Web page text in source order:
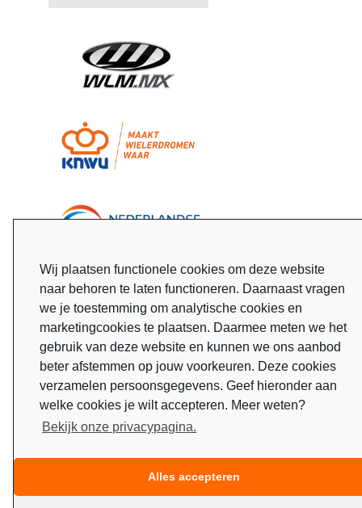
Wij plaatsen functionele cookies om deze website
naar behoren te laten functioneren. Daarnaast vragen
we je toestemming om analytische cookies en
marketingcookies te plaatsen. Daarmee meten we het
gebruik van deze website en kunnen we ons aanbod
beter afstemmen op jouw voorkeuren. Deze cookies
verzamelen persoonsgegevens. Geef hieronder aan
welke cookies je wilt accepteren. Meer weten?
Bekijk onze privacypagina.
Alles accepteren